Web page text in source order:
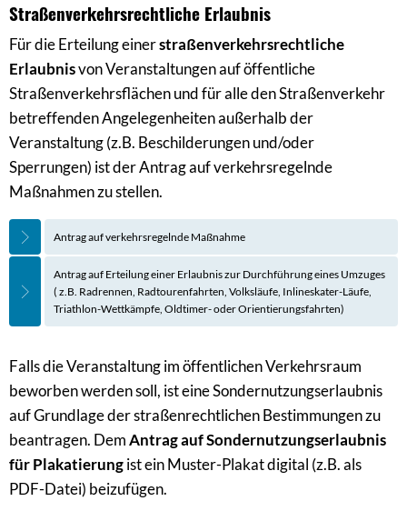
Straßenverkehrsrechtliche Erlaubnis
Für die Erteilung einerstraßenverkehrsrechtliche
Erlaubnisvon Veranstaltungen auf öffentliche
Straßenverkehrsflächen und für alle den Straßenverkehr
betreffenden Angelegenheiten außerhalb der
Veranstaltung (z.B. Beschilderungen und/oder
Sperrungen) ist der Antrag auf verkehrsregelnde
Maßnahmen zu stellen.
Antrag auf verkehrsregelnde Maßnahme
Antrag auf Erteilung einer Erlaubnis zur Durchführung eines Umzuges
( z.B. Radrennen, Radtourenfahrten, Volksläufe, Inlineskater-Läufe,
Triathlon-Wettkämpfe, Oldtimer- oder Orientierungsfahrten)
Falls die Veranstaltung im öffentlichen Verkehrsraum
beworben werden soll, ist eine Sondernutzungserlaubnis
auf Grundlage der straßenrechtlichen Bestimmungen zu
beantragen. DemAntrag auf Sondernutzungserlaubnis
für Plakatierungist ein Muster-Plakat digital (z.B. als
PDF-Datei) beizufügen.